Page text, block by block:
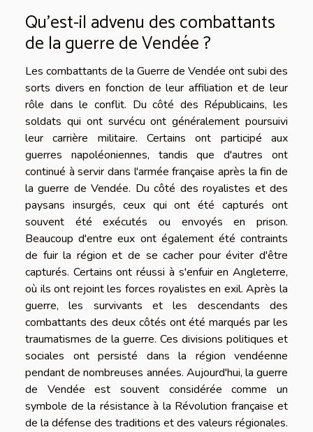
Qu’est-il advenu des combattants
de la guerre de Vendée ?
Les combattants de la Guerre de Vendée ont subi des
sorts divers en fonction de leur affiliation et de leur
rôle dans le conflit. Du côté des Républicains, les
soldats qui ont survécu ont généralement poursuivi
leur carrière militaire. Certains ont participé aux
guerres napoléoniennes, tandis que d'autres ont
continué à servir dans l'armée française après la fin de
la guerre de Vendée. Du côté des royalistes et des
paysans insurgés, ceux qui ont été capturés ont
souvent été exécutés ou envoyés en prison.
Beaucoup d'entre eux ont également été contraints
de fuir la région et de se cacher pour éviter d'être
capturés. Certains ont réussi à s'enfuir en Angleterre,
où ils ont rejoint les forces royalistes en exil. Après la
guerre, les survivants et les descendants des
combattants des deux côtés ont été marqués par les
traumatismes de la guerre. Ces divisions politiques et
sociales ont persisté dans la région vendéenne
pendant de nombreuses années. Aujourd'hui, la guerre
de Vendée est souvent considérée comme un
symbole de la résistance à la Révolution française et
de la défense des traditions et des valeurs régionales.